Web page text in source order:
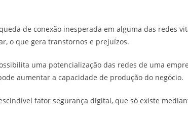
de conexão inesperada em alguma das redes
o que gera transtornos e prejuízos.
uma potencialização das redes de uma
aumentar a capacidade de produção do negócio.
fator segurança digital, que só existe